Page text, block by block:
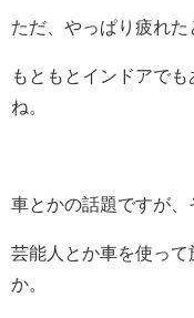
ただ、やっぱり疲れた
もともとインドアで
ね。
車とかの話題ですが、
芸能人とか車を使っ
か。